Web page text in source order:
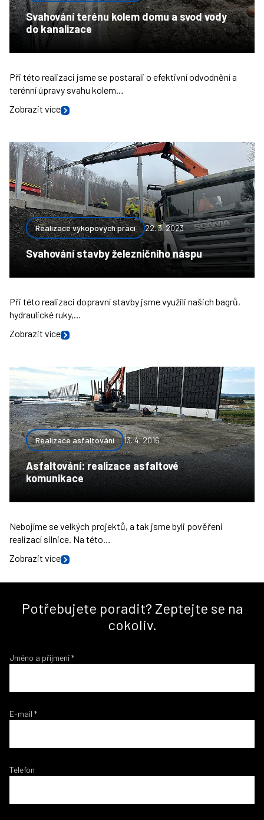
Svahování terénu kolem domu a svod vody
do kanalizace
Při této realizaci jsme se postarali o efektivní odvodnění a
terénní úpravy svahu kolem…
Zobrazit více
Realizace výkopových prací 22. 3. 2023
Svahování stavby železničního náspu
Při této realizaci dopravní stavby jsme využili našich bagrů,
hydraulické ruky,…
Zobrazit více
Realizace asfaltování 13. 4. 2016
Asfaltování: realizace asfaltové
komunikace
Nebojíme se velkých projektů, a tak jsme byli pověřeni
realizací silnice. Na této…
Zobrazit více
Potřebujete poradit? Zeptejte se na
cokoliv.
Jméno a příjmení*
E-mail *
Telefon